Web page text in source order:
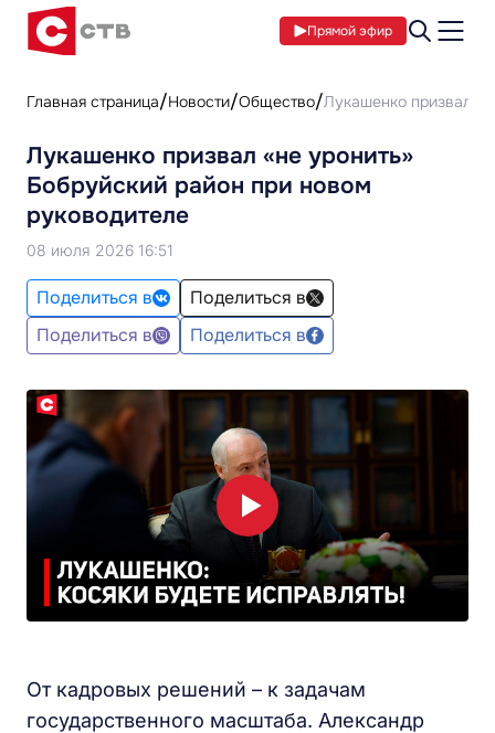
Прямой эфир
Главная страница Новости Общество Лукашенко призвал
Лукашенко призвал «не уронить»
Бобруйский район при новом
руководителе
08 июля 2026 16:51
Поделиться в
Поделиться в
Поделиться в
Поделиться в
От кадровых решений – к задачам
государственного масштаба. Александр